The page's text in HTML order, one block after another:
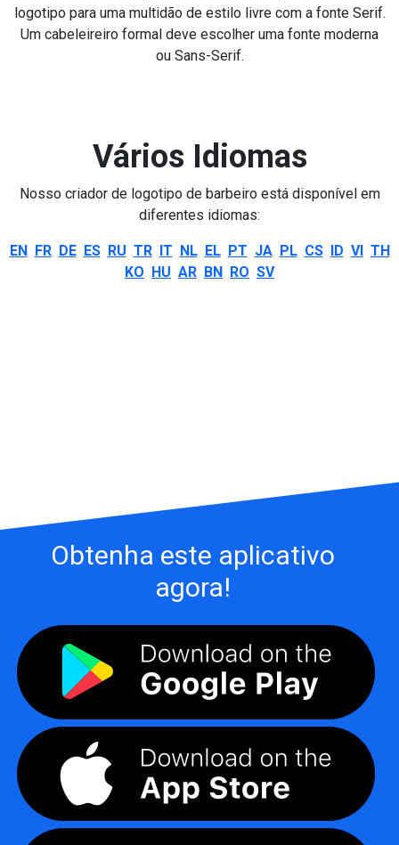
logotipo para uma multidão de estilo livre com a fonte Serif.
Um cabeleireiro formal deve escolher uma fonte moderna
ou Sans-Serif.
Vários Idiomas
Nosso criador de logotipo de barbeiro está disponível em
diferentes idiomas:
EN FR DE ES RU TR IT NL EL PT JA PL CS ID VI TH
KO HU AR BN RO SV
Obtenha este aplicativo
agora!